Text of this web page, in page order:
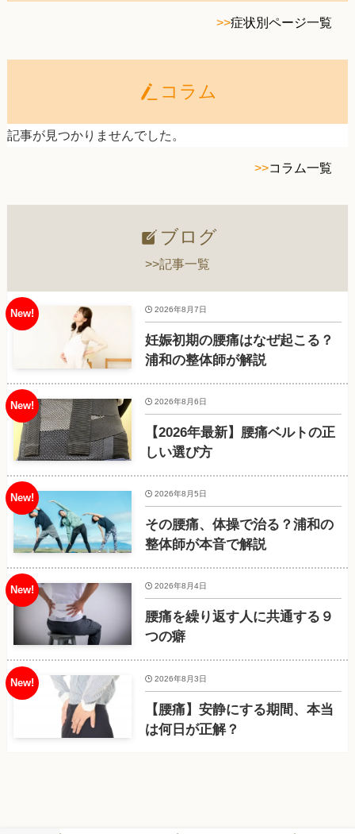
>>症状別ページ一覧
コラム
記事が見つかりませんでした。
>>コラム一覧
ブログ
>>記事一覧
妊娠初期の腰痛はなぜ起こる？
浦和の整体師が解説
2026年8月7日
【2026年最新】腰痛ベルトの正
しい選び方
2026年8月6日
その腰痛、体操で治る？浦和の
整体師が本音で解説
2026年8月5日
腰痛を繰り返す人に共通する９
つの癖
2026年8月4日
【腰痛】安静にする期間、本当
は何日が正解？
2026年8月3日